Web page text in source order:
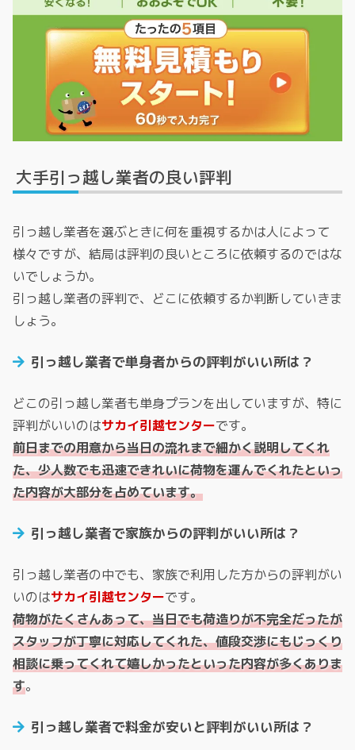
大手引っ越し業者の良い評判
引っ越し業者を選ぶときに何を重視するかは人によって
様々ですが、結局は評判の良いところに依頼するのではな
いでしょうか。
引っ越し業者の評判で、どこに依頼するか判断していきま
しょう。
引っ越し業者で単身者からの評判がいい所は？
どこの引っ越し業者も単身プランを出していますが、特に
評判がいいのはサカイ引越センターです。
前日までの用意から当日の流れまで細かく説明してくれ
た、少人数でも迅速できれいに荷物を運んでくれたといっ
た内容が大部分を占めています。
引っ越し業者で家族からの評判がいい所は？
引っ越し業者の中でも、家族で利用した方からの評判がい
いのはサカイ引越センターです。
荷物がたくさんあって、当日でも荷造りが不完全だったが
スタッフが丁寧に対応してくれた、値段交渉にもじっくり
相談に乗ってくれて嬉しかったといった内容が多くありま
す。
引っ越し業者で料金が安いと評判がいい所は？